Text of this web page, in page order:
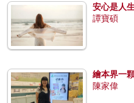
安心是人
譚寶碩
繪本界一
陳家偉